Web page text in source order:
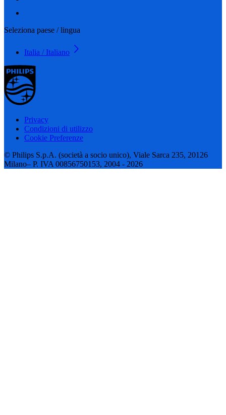
Seleziona paese / lingua
Italia / Italiano
Privacy
Condizioni di utilizzo
Cookie Preferenze
© Philips S.p.A. (società a socio unico), Viale Sarca 235, 20126
Milano– P. IVA 00856750153, 2004 - 2026